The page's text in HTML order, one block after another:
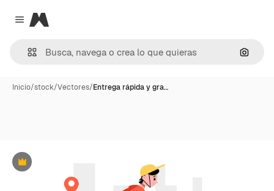
Close menu
Magnific
Inicio/stock/Vectores/Entrega rápida y gra…
Premium